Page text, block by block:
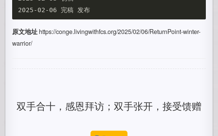
原文地址https://conge.livingwithfcs.org/2025/02/06/ReturnPoint-winter-
warrior/
双手合十，感恩拜访；双手张开，接受馈赠